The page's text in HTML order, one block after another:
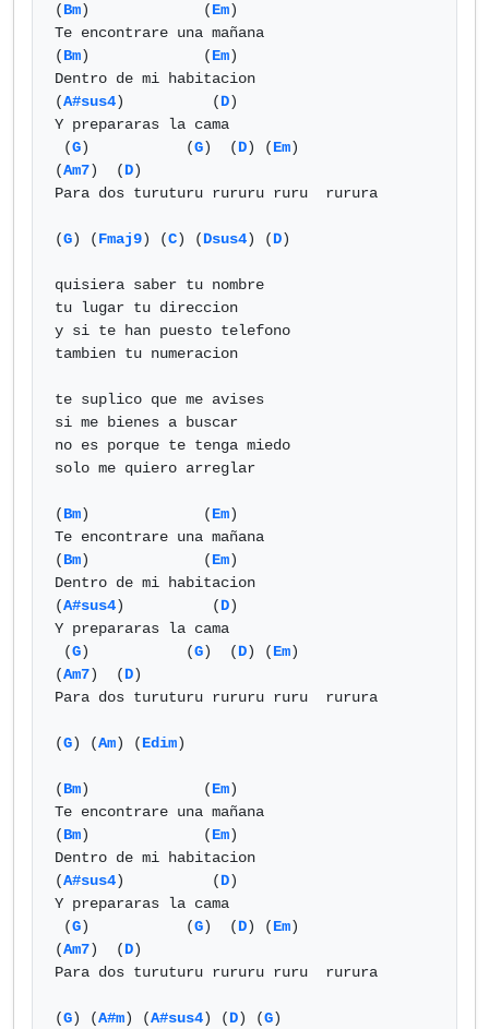
(Bm)             (Em)
Te encontrare una mañana
(Bm)             (Em)
Dentro de mi habitacion
(A#sus4)          (D)
Y prepararas la cama
(G)           (G)  (D) (Em)
(Am7)  (D)
Para dos turuturu rururu ruru  rurura
(G) (Fmaj9) (C) (Dsus4) (D)
quisiera saber tu nombre
tu lugar tu direccion
y si te han puesto telefono
tambien tu numeracion
te suplico que me avises
si me bienes a buscar
no es porque te tenga miedo
solo me quiero arreglar
(Bm)             (Em)
Te encontrare una mañana
(Bm)             (Em)
Dentro de mi habitacion
(A#sus4)          (D)
Y prepararas la cama
(G)           (G)  (D) (Em)
(Am7)  (D)
Para dos turuturu rururu ruru  rurura
(G) (Am) (Edim)
(Bm)             (Em)
Te encontrare una mañana
(Bm)             (Em)
Dentro de mi habitacion
(A#sus4)          (D)
Y prepararas la cama
(G)           (G)  (D) (Em)
(Am7)  (D)
Para dos turuturu rururu ruru  rurura
(G) (A#m) (A#sus4) (D) (G)